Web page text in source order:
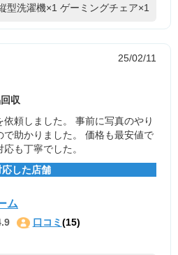
型洗濯機×1 ゲーミングチェア×1
25/02/11
収
頼しました。 事前に写真のやり
助かりました。 価格も最安値で
も丁寧でした。
応した店舗
ム
口コミ (15)